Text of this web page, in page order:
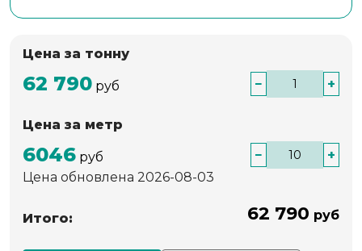
Цена за тонну
62 790 руб − +
Цена за метр
6046 руб −
+
Цена обновлена 2026-08-03
Итого: 62 790 руб